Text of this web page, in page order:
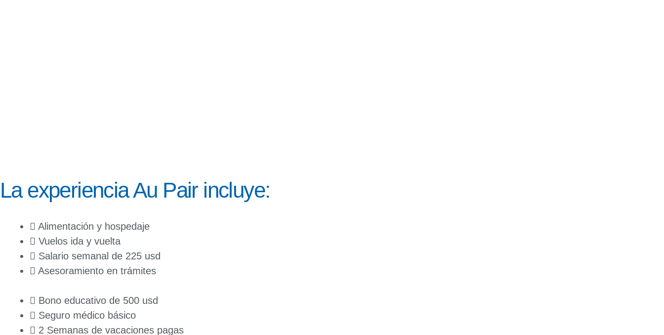
La experiencia Au Pair incluye:
Alimentación y hospedaje
Vuelos ida y vuelta
Salario semanal de 225 usd
Asesoramiento en trámites
Bono educativo de 500 usd
Seguro médico básico
2 Semanas de vacaciones pagas